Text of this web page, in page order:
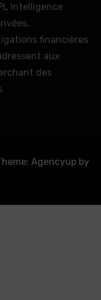
Intelligence
financières
aux
des
Agencyup by